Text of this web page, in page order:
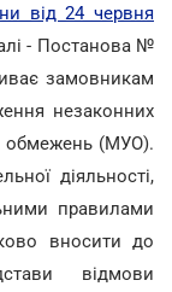
від 24 червня
- Постанова №
замовникам
незаконних
обмежень (МУО).
діяльності,
правилами
вносити до
відмови